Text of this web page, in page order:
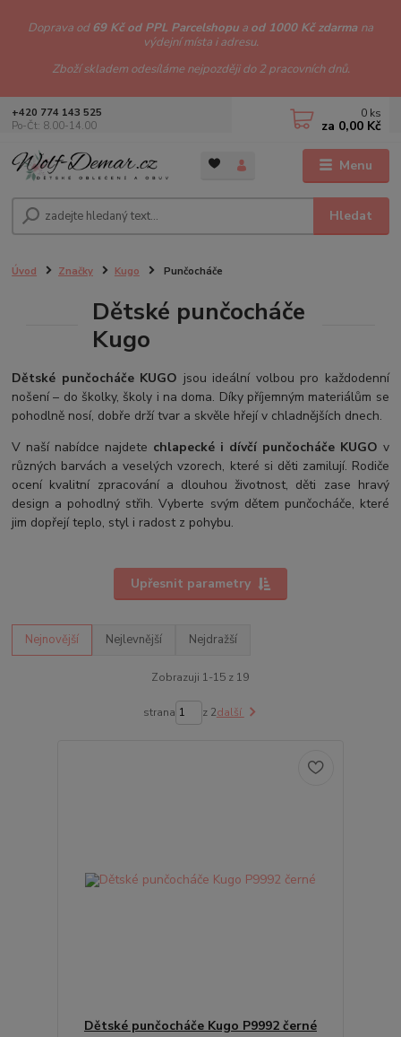
Doprava od69 Kč od PPL Parcelshopu a od 1000 Kč zdarma na
výdejní místa i adresu.
Zboží skladem odesíláme nejpozději do 2 pracovních dnů.
Menu
Hledat
+420 774 143 525
Po-Čt: 8.00-14.00
0 ks
za 0,00 Kč
Úvod Značky Kugo Punčocháče
Dětské punčocháče
Kugo
Dětské punčocháče KUGO jsou ideální volbou pro každodenní
nošení – do školky, školy i na doma. Díky příjemným materiálům se
pohodlně nosí, dobře drží tvar a skvěle hřejí v chladnějších dnech.
V naší nabídce najdete chlapecké i dívčí punčocháče KUGO v
různých barvách a veselých vzorech, které si děti zamilují. Rodiče
ocení kvalitní zpracování a dlouhou životnost, děti zase hravý
design a pohodlný střih. Vyberte svým dětem punčocháče, které
jim dopřejí teplo, styl i radost z pohybu.
Upřesnit parametry
Nejnovější Nejlevnější Nejdražší
Zobrazuji 1-15 z 19
strana z 2další
Dětské punčocháče Kugo P9992 černé